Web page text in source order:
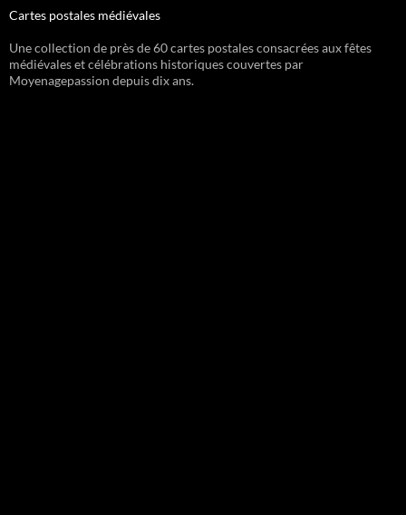
Cartes postales médiévales
Une collection de près de 60 cartes postales consacrées aux fêtes
médiévales et célébrations historiques couvertes par
Moyenagepassion depuis dix ans.